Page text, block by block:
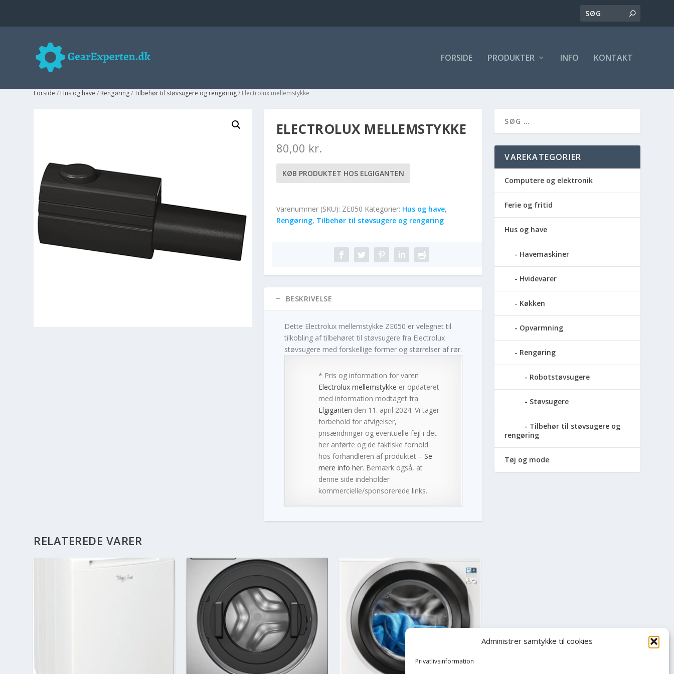
Administrer samtykke til cookies
Privatlivsinformation
FORSIDE PRODUKTER INFO KONTAKT
Forside / Hus og have / Rengøring/Tilbehør til støvsugere og rengøring/ Electrolux mellemstykke
ELECTROLUX MELLEMSTYKKE
80,00 kr.
KØB PRODUKTET HOS ELGIGANTEN
Varenummer (SKU): ZE050 Kategorier: Hus og have,
Rengøring, Tilbehør til støvsugere og rengøring
BESKRIVELSE
Dette Electrolux mellemstykke ZE050 er velegnet til
tilkobling af tilbehøret til støvsugere fra Electrolux
støvsugere med forskellige former og størrelser af rør.
* Pris og information for varen
Electrolux mellemstykke er opdateret
med information modtaget fra
Elgiganten den 11. april 2024. Vi tager
forbehold for afvigelser,
prisændringer og eventuelle fejl i det
her anførte og de faktiske forhold
hos forhandleren af produktet – Se
mere info her. Bemærk også, at
denne side indeholder
kommercielle/sponsorerede links.
RELATEREDE VARER
VAREKATEGORIER
Computere og elektronik
Ferie og fritid
Hus og have
Havemaskiner
Hvidevarer
Køkken
Opvarmning
Rengøring
Robotstøvsugere
Støvsugere
Tilbehør til støvsugere og
rengøring
Tøj og mode